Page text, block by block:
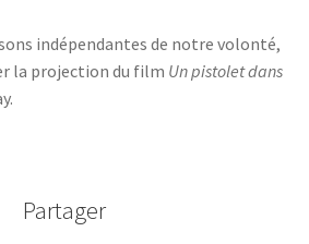
indépendantes de notre volonté,
la projection du film Un pistolet dans
Partager